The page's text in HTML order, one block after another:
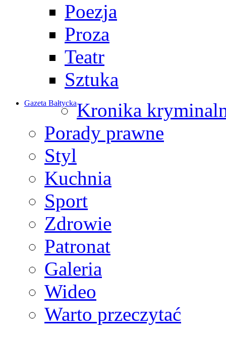
Poezja
Proza
Teatr
Sztuka
Gazeta BałtyckaKronika
Porady prawne
Styl
Kuchnia
Sport
Zdrowie
Patronat
Galeria
Wideo
Warto przeczytać